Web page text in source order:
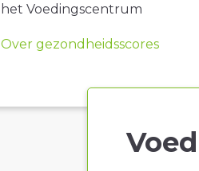
het Voedingscentrum
Over gezondheidsscores